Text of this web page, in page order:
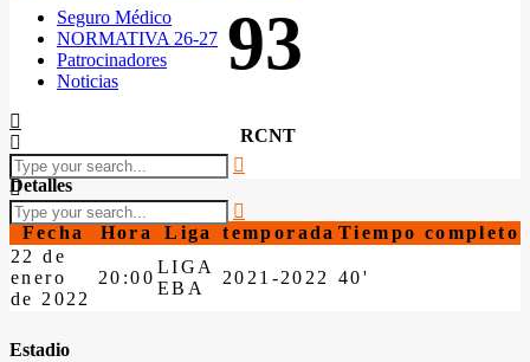
Seguro Médico
NORMATIVA 26-27
Patrocinadores
Noticias
93
RCNT
Detalles
Fecha Hora Liga temporada Tiempo completo
22 de
enero
de 2022
20:00
LIGA
EBA
2021-2022 40'
Estadio